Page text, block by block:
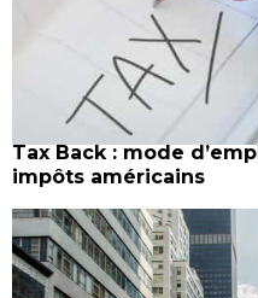
Tax Back : mode
impôts américains